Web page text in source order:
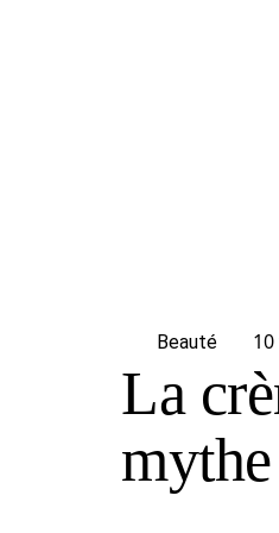
Beauté
La